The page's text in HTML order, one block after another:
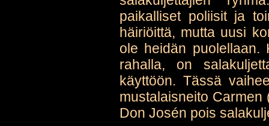
paikalliset poliisit ja
häiriöittä, mutta uusi
ole heidän
rahalla, on
käyttöön. Tässä
mustalaisneito
Don Josén pois